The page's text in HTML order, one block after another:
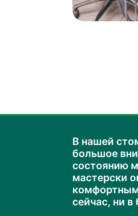
В нашей
большое
состоянию
мастерски
сейчас, ни